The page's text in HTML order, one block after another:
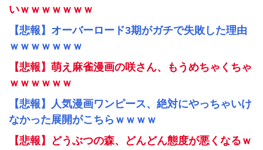
いｗｗｗｗｗｗｗ
【悲報】オーバーロード3期がガチで失敗した理由
ｗｗｗｗｗｗｗ
【悲報】萌え麻雀漫画の咲さん、もうめちゃくちゃ
ｗｗｗｗｗｗ
【悲報】人気漫画ワンピース、絶対にやっちゃいけ
なかった展開がこちらｗｗｗｗ
【悲報】どうぶつの森、どんどん態度が悪くなるｗ